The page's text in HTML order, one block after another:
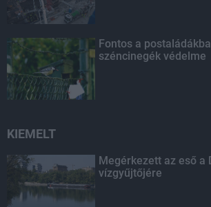
Fontos a
széncinegék védelme
KIEMELT
Megérkezett az eső a
vízgyűjtőjére